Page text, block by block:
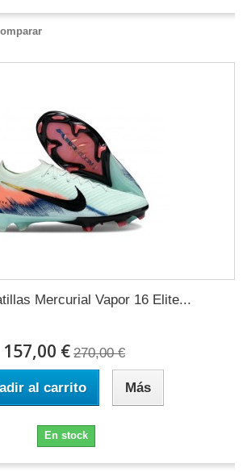
Mercurial Vapor 16 Elite...
157,00 € 270,00 €
al carrito Más
En stock